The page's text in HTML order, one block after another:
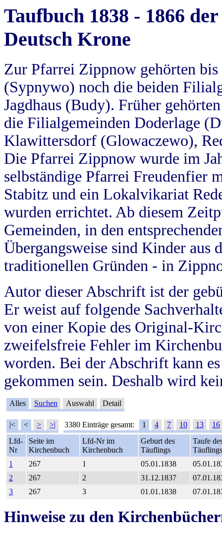
Taufbuch 1838 - 1866
Deutsch Krone
Zur Pfarrei Zippnow gehörten
(Sypnywo) noch die beiden
Jagdhaus (Budy). Früher
die Filialgemeinden Doderlage
Klawittersdorf (Glowaczewo),
Die Pfarrei Zippnow wurde im
selbständige Pfarrei Freudenfier
Stabitz und ein Lokalvikariat
wurden errichtet. Ab diesem
Gemeinden, in den
Übergangsweise sind Kinder aus
traditionellen Gründen - in
Autor dieser Abschrift ist der
Er weist auf folgende
von einer Kopie des Original-
zweifelsfreie Fehler im
worden. Bei der Abschrift kann
gekommen sein. Deshalb wird
Alles Suchen Auswahl Detail
|< < > >| 3380 Einträge gesamt: 1 4 7 10 13
16
Lfd-
Nr
Seite im
Kirchenbuch
Lfd-Nr im
Kirchenbuch
Geburt des
Täuflings
Taufe
Täuflings
1
267 1 05.01.1838
2
267 2 31.12.1837
3
267 3 01.01.1838
Hinweise zu den